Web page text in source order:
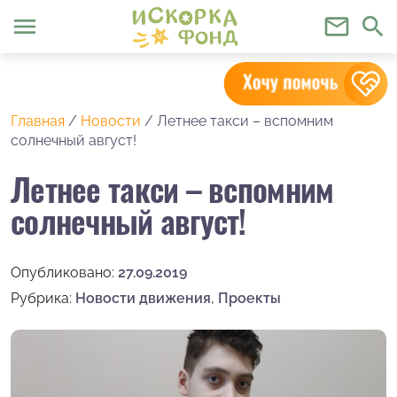
menu mail_outline search
Главная / Новости / Летнее такси – вспомним
солнечный август!
Летнее такси – вспомним
солнечный август!
Опубликовано: 27.09.2019
Рубрика: Новости движения, Проекты